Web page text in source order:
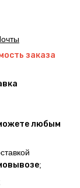
заказа
любым
;